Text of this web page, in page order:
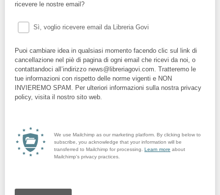
ricevere le nostre email?
Sì, voglio ricevere email da Libreria Govi
Puoi cambiare idea in qualsiasi momento facendo clic sul link di
cancellazione nel piè di pagina di ogni email che ricevi da noi, o
contattandoci all’indirizzo news@libreriagovi.com. Tratteremo le
tue informazioni con rispetto delle norme vigenti e NON
INVIEREMO SPAM. Per ulteriori informazioni sulla nostra privacy
policy, visita il nostro sito web.
We use Mailchimp as our marketing platform. By clicking below to
subscribe, you acknowledge that your information will be
transferred to Mailchimp for processing. Learn more about
Mailchimp's privacy practices.